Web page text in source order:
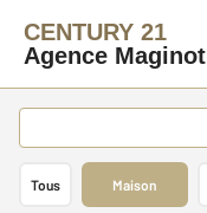
CENTURY 21
Agence Maginot
Tous Maison